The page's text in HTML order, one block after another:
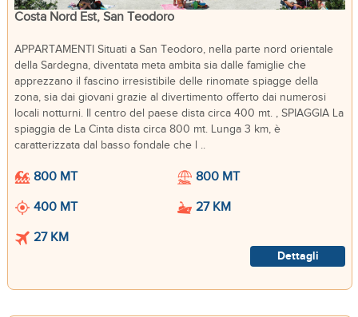
Costa Nord Est, San Teodoro
APPARTAMENTI Situati a San Teodoro, nella parte nord orientale
della Sardegna, diventata meta ambita sia dalle famiglie che
apprezzano il fascino irresistibile delle rinomate spiagge della
zona, sia dai giovani grazie al divertimento offerto dai numerosi
locali notturni. Il centro del paese dista circa 400 mt. , SPIAGGIA La
spiaggia de La Cinta dista circa 800 mt. Lunga 3 km, è
caratterizzata dal basso fondale che l ..
800 MT
800 MT
400 MT
27 KM
27 KM
Dettagli